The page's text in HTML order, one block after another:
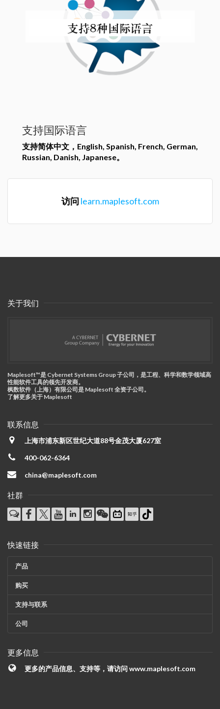
支持国际语言
支持简体中文，English, Spanish, French, German,
Russian, Danish, Japanese。
访问 learn.maplesoft.com
关于我们
Maplesoft™是 Cybernet Systems Group 子公司，是工程、科学和数学领域高
性能软件工具的领先开发商。
枫数软件（上海）有限公司是 Maplesoft 全资子公司。
了解更多关于 Maplesoft
联系信息
上海市浦东新区世纪大道88号金茂大厦627室
400-062-6364
china@maplesoft.com
社群
快速链接
产品
购买
支持与联系
公司
更多信息
更多的产品信息、支持等，请访问www.maplesoft.com